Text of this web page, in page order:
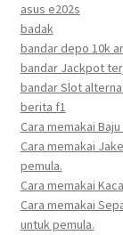
asus e202s
badak
bandar depo 10k
bandar Jackpot
bandar Slot
berita f1
Cara memakai
Cara memakai
pemula.
Cara memakai
Cara memakai
untuk pemula.